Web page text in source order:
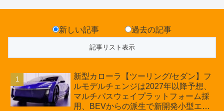
新しい記事 過去の記事
新型カローラ【ツーリング/セダン】フ
ルモデルチェンジは2027年以降予想、
マルチパスウェイプラットフォーム採
用、BEVからの派生で新開発小型エン